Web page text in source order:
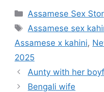
Categories
Assamese Sex
Tags
Assamese sex
Assamese x kahini,
2025
Aunty with her
Bengali wife